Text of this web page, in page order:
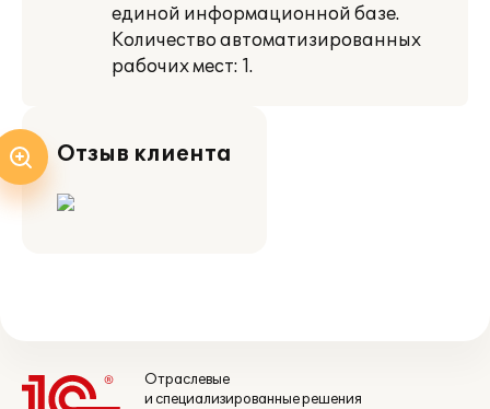
единой информационной базе.
Количество автоматизированных
рабочих мест: 1.
Отзыв клиента
Отраслевые
и специализированные решения